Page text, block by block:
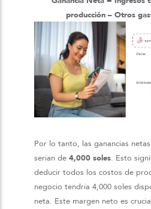
producción – Otros
Por lo tanto, las ganancias
serían de 4,000 soles. Esto
deducir todos los costos de
negocio tendría 4,000 soles
neta. Este margen neto es